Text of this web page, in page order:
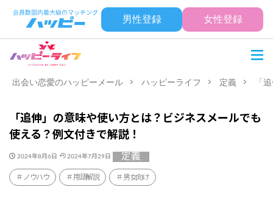
男性登録 女性登録
出会い恋愛のハッピーメール ハッピーライフ 定義 「
「追伸」の意味や使い方とは？ビジネスメールでも
使える？例文付きで解説！
2024年8月6日 2024年7月29日 定義
ノウハウ 用語解説 男女向け